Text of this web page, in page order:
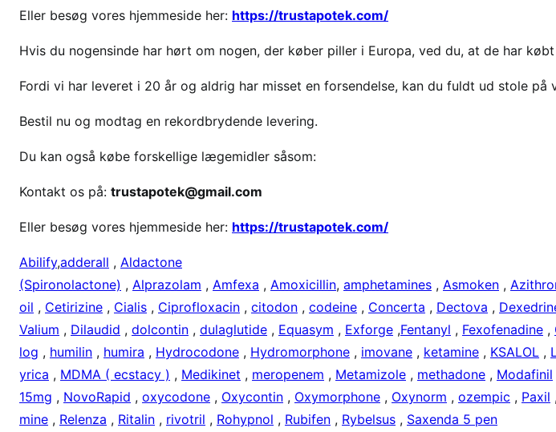
n
r
s
å
c
n
e
a
Eller besøg vores hjemmeside her: https://trustapotek.com/
Hvis du nogensinde har hørt om nogen, der køber piller i Europa, ved du, at de har
Fordi vi har leveret i 20 år og aldrig har misset en forsendelse, kan du fuldt ud stole på
Bestil nu og modtag en rekordbrydende levering.
Du kan også købe forskellige lægemidler såsom:
Kontakt os på: trustapotek@gmail.com
Eller besøg vores hjemmeside her: https://trustapotek.com/
Abilify,adderall , Aldactone
(Spironolactone) , Alprazolam , Amfexa , Amoxicillin, amphetamines , Asmoken ,
oil , Cetirizine , Cialis , Ciprofloxacin , citodon , codeine , Concerta , Dectova ,
Valium , Dilaudid , dolcontin , dulaglutide , Equasym , Exforge ,Fentanyl , Fexofenadine ,
log , humilin , humira , Hydrocodone , Hydromorphone , imovane , ketamine , KSALOL ,
yrica , MDMA ( ecstacy ) , Medikinet , meropenem , Metamizole , methadone , Modafinil
15mg , NovoRapid , oxycodone , Oxycontin , Oxymorphone , Oxynorm , ozempic , Paxil ,
mine , Relenza , Ritalin , rivotril , Rohypnol , Rubifen , Rybelsus , Saxenda 5 pen